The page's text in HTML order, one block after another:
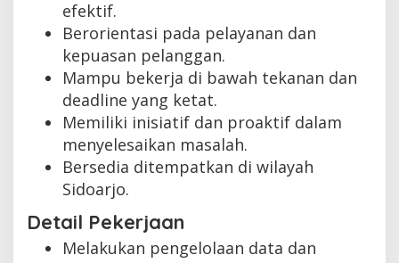
efektif.
Berorientasi pada pelayanan dan
kepuasan pelanggan.
Mampu bekerja di bawah tekanan dan
deadline yang ketat.
Memiliki inisiatif dan proaktif dalam
menyelesaikan masalah.
Bersedia ditempatkan di wilayah
Sidoarjo.
Detail Pekerjaan
Melakukan pengelolaan data dan